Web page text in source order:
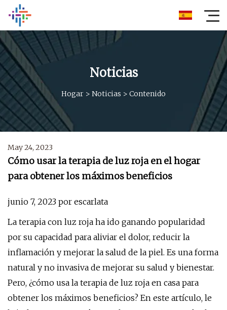
Noticias
Hogar > Noticias > Contenido
May 24, 2023
Cómo usar la terapia de luz roja en el hogar
para obtener los máximos beneficios
junio 7, 2023 por escarlata
La terapia con luz roja ha ido ganando popularidad
por su capacidad para aliviar el dolor, reducir la
inflamación y mejorar la salud de la piel. Es una forma
natural y no invasiva de mejorar su salud y bienestar.
Pero, ¿cómo usa la terapia de luz roja en casa para
obtener los máximos beneficios? En este artículo, le